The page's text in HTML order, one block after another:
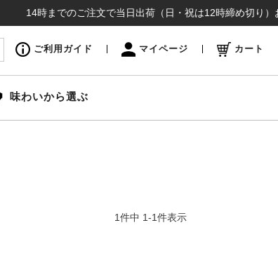
14時までのご注文で当日出荷（日・祝は12時締め切り）お
ご利用ガイド マイページ カート
味わいから選ぶ
1件中 1-1件表示